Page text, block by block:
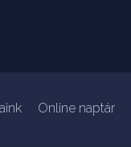
Online naptár